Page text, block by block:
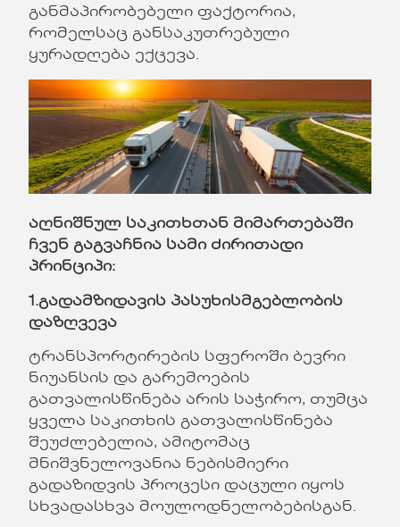
განმაპირობებელი ფაქტორია,
რომელსაც განსაკუთრებული
ყურადღება ექცევა.
აღნიშნულ საკითხთან მიმართებაში
ჩვენ გაგვაჩნია სამი ძირითადი
პრინციპი:
1.გადამზიდავის პასუხისმგებლობის
დაზღვევა
ტრანსპორტირების სფეროში ბევრი
ნიუანსის და გარემოების
გათვალისწინება არის საჭირო, თუმცა
ყველა საკითხის გათვალისწინება
შეუძლებელია, ამიტომაც
მნიშვნელოვანია ნებისმიერი
გადაზიდვის პროცესი დაცული იყოს
სხვადასხვა მოულოდნელობებისგან.